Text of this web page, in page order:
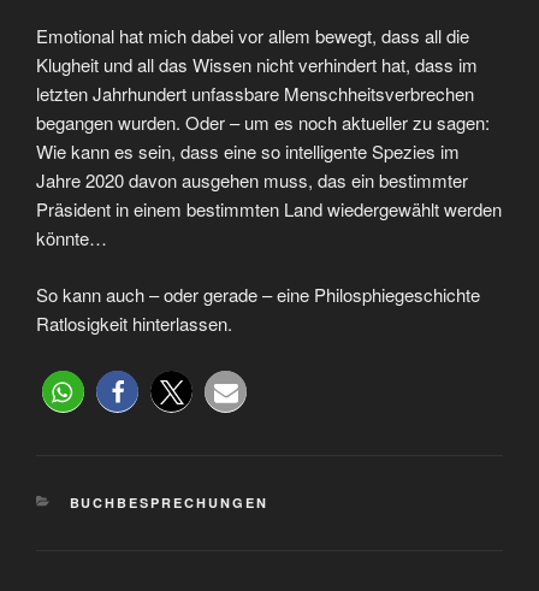
Emotional hat mich dabei vor allem bewegt, dass all die
Klugheit und all das Wissen nicht verhindert hat, dass im
letzten Jahrhundert unfassbare Menschheitsverbrechen
begangen wurden. Oder – um es noch aktueller zu sagen:
Wie kann es sein, dass eine so intelligente Spezies im
Jahre 2020 davon ausgehen muss, das ein bestimmter
Präsident in einem bestimmten Land wiedergewählt werden
könnte…
So kann auch – oder gerade – eine Philosphiegeschichte
Ratlosigkeit hinterlassen.
BUCHBESPRECHUNGEN